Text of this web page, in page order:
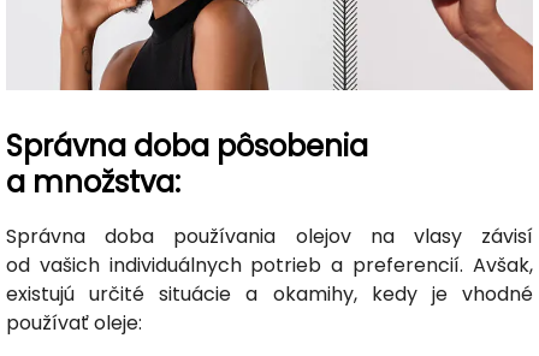
Správna doba pôsobenia
a množstva:
Správna doba používania olejov na vlasy závisí
od vašich individuálnych potrieb a preferencií. Avšak,
existujú určité situácie a okamihy, kedy je vhodné
používať oleje: